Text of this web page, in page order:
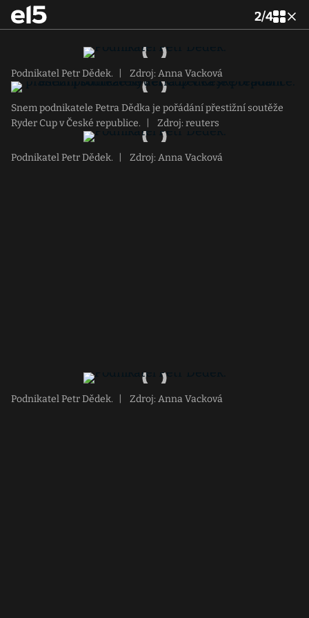
2/4
Podnikatel Petr Dědek. Zdroj: Anna Vacková
Snem podnikatele Petra Dědka je pořádání přestižní soutěže
Ryder Cup v České republice.
Zdroj: reuters
Podnikatel Petr Dědek. Zdroj: Anna Vacková
Podnikatel Petr Dědek. Zdroj: Anna Vacková